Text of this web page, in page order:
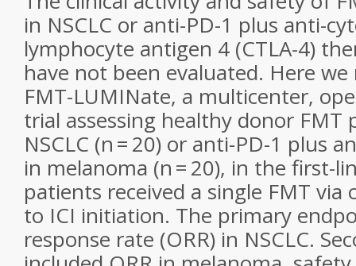
in NSCLC or anti-PD-1 plus anti-
lymphocyte antigen 4 (CTLA-4)
have not been evaluated. Here
FMT-LUMINate, a multicenter,
trial assessing healthy donor FMT
NSCLC (n= 20) or anti-PD-1 plus
in melanoma (n= 20), in the first-
patients received a single FMT via
to ICI initiation. The primary
response rate (ORR) in NSCLC.